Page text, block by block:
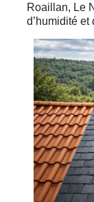
Roaillan, Le
d’humidité